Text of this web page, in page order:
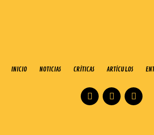
INICIO NOTICIAS CRÍTICAS ARTÍCULOS